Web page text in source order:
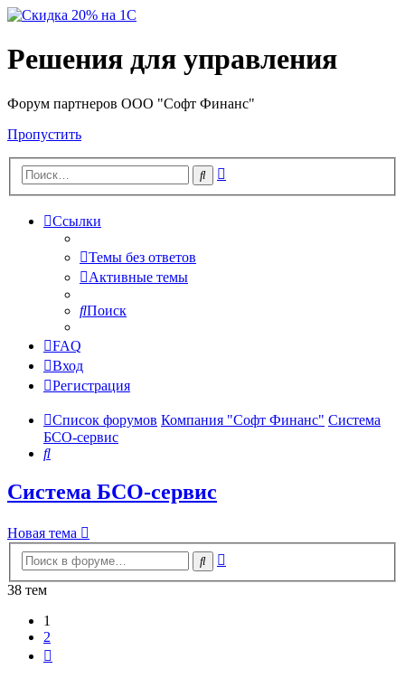
Решения для управления
Форум партнеров ООО "Софт Финанс"
Пропустить
Поиск
Ссылки
Темы без ответов
Активные темы
Поиск
FAQ
Вход
Регистрация
Список форумов Компания "Софт Финанс" Система
БСО-сервис
Поиск
Система БСО-сервис
Новая тема
Поиск
38 тем
1
2